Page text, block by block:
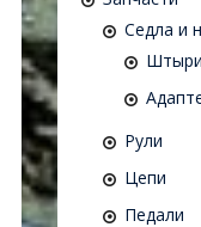
Седла и
Рули
Цепи
Педали